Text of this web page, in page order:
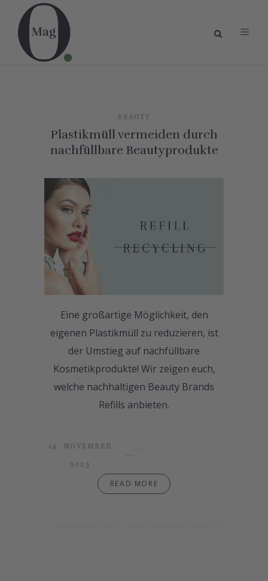
BEAUTY
Plastikmüll vermeiden durch
nachfüllbare Beautyprodukte
Eine großartige Möglichkeit, den
eigenen Plastikmüll zu reduzieren, ist
der Umstieg auf nachfüllbare
Kosmetikprodukte! Wir zeigen euch,
welche nachhaltigen Beauty Brands
Refills anbieten.
14. NOVEMBER
2023
READ MORE